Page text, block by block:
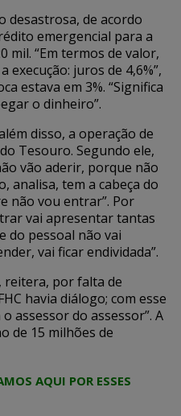
desastrosa, de acordo
emergencial para a
mil. “Em termos de valor,
execução: juros de 4,6%”,
estava em 3%. “Significa
o dinheiro”.
disso, a operação de
Tesouro. Segundo ele,
vão aderir, porque não
analisa, tem a cabeça do
não vou entrar”. Por
vai apresentar tantas
do pessoal não vai
vai ficar endividada”.
reitera, por falta de
havia diálogo; com esse
assessor do assessor”. A
de 15 milhões de
AQUI POR ESSES